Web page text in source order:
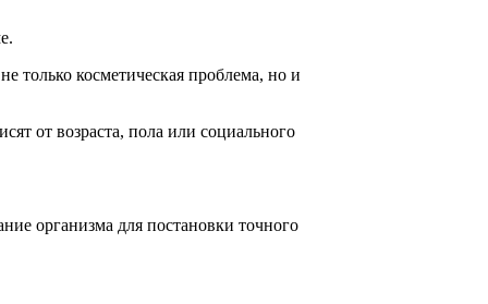
только косметическая проблема, но и
от возраста, пола или социального
организма для постановки точного